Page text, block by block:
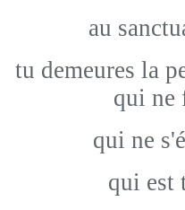
au
tu demeures la
qui ne
qui ne
qui est